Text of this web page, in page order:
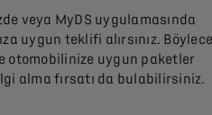
veya MyDS uygulamasında
uygun teklifi alırsınız. Böylece
otomobilinize uygun paketler
alma fırsatı da bulabilirsiniz.